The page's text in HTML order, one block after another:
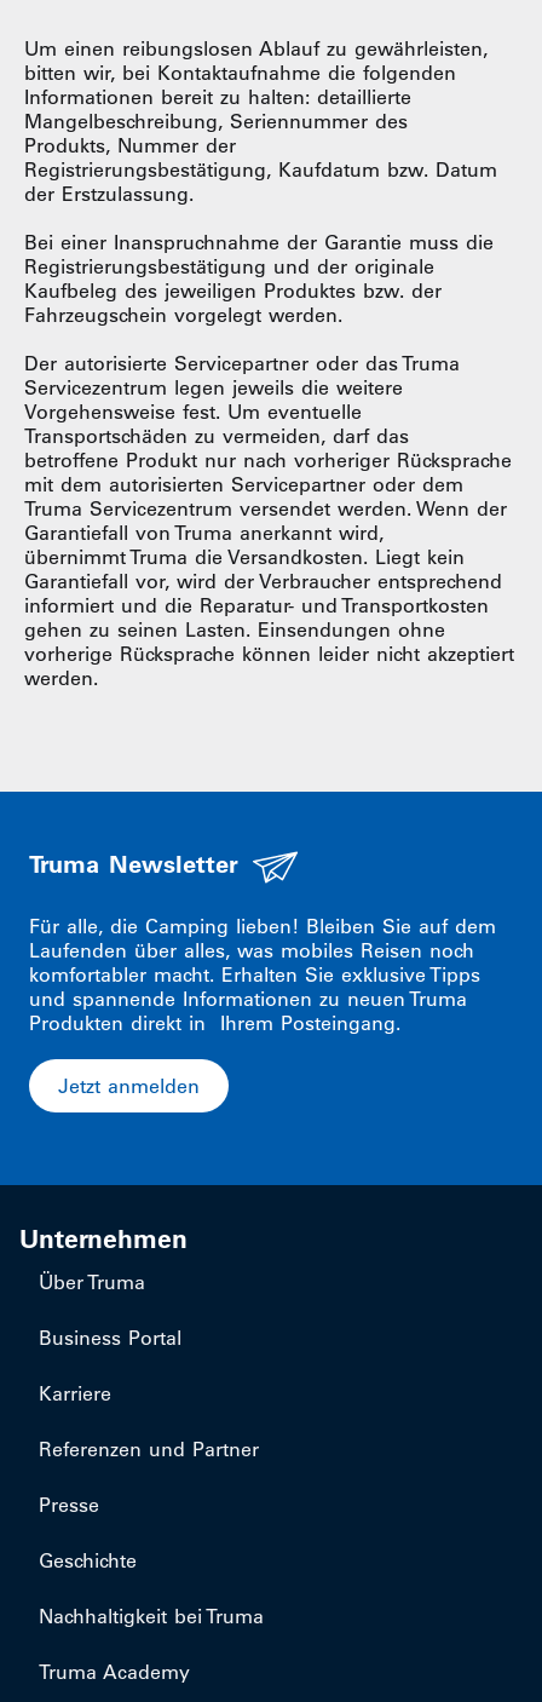
Um einen reibungslosen Ablauf zu gewährleisten,
bitten wir, bei Kontaktaufnahme die folgenden
Informationen bereit zu halten: detaillierte
Mangelbeschreibung, Seriennummer des
Produkts, Nummer der
Registrierungsbestätigung, Kaufdatum bzw. Datum
der Erstzulassung.
Bei einer Inanspruchnahme der Garantie muss die
Registrierungsbestätigung und der originale
Kaufbeleg des jeweiligen Produktes bzw. der
Fahrzeugschein vorgelegt werden.
Der autorisierte Servicepartner oder das Truma
Servicezentrum legen jeweils die weitere
Vorgehensweise fest. Um eventuelle
Transportschäden zu vermeiden, darf das
betroffene Produkt nur nach vorheriger Rücksprache
mit dem autorisierten Servicepartner oder dem
Truma Servicezentrum versendet werden. Wenn der
Garantiefall von Truma anerkannt wird,
übernimmt Truma die Versandkosten. Liegt kein
Garantiefall vor, wird der Verbraucher entsprechend
informiert und die Reparatur- und Transportkosten
gehen zu seinen Lasten. Einsendungen ohne
vorherige Rücksprache können leider nicht akzeptiert
werden.
Truma Newsletter
Für alle, die Camping lieben! Bleiben Sie auf dem
Laufenden über alles, was mobiles Reisen noch
komfortabler macht. Erhalten Sie exklusive Tipps
und spannende Informationen zu neuen Truma
Produkten direkt in Ihrem Posteingang.
Jetzt anmelden
Unternehmen
Über Truma
Business Portal
Karriere
Referenzen und Partner
Presse
Geschichte
Nachhaltigkeit bei Truma
Truma Academy